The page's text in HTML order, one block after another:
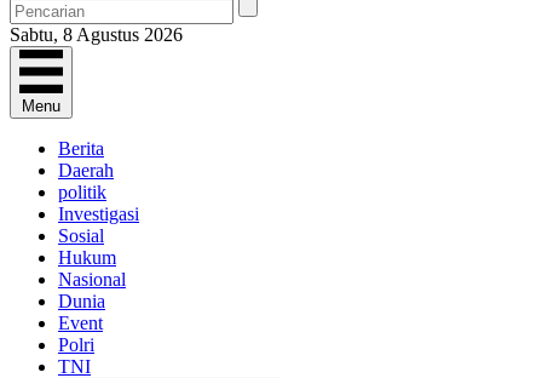
Sabtu, 8 Agustus 2026
Menu
Berita
Daerah
politik
Investigasi
Sosial
Hukum
Nasional
Dunia
Event
Polri
TNI